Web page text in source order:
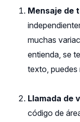
Mensaje de
muchas
entienda, se
texto, puedes
Llamada de
código de